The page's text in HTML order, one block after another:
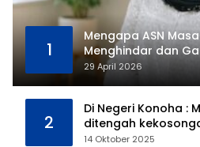
1
Mengapa ASN
Menghindar dan
29 April 2026
2
Di Negeri Konoha :
ditengah
14 Oktober 2025